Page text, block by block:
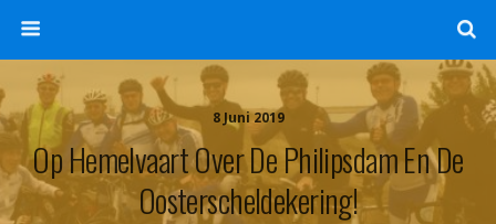
8 Juni 2019
Op Hemelvaart Over De Philipsdam En De
Oosterscheldekering!